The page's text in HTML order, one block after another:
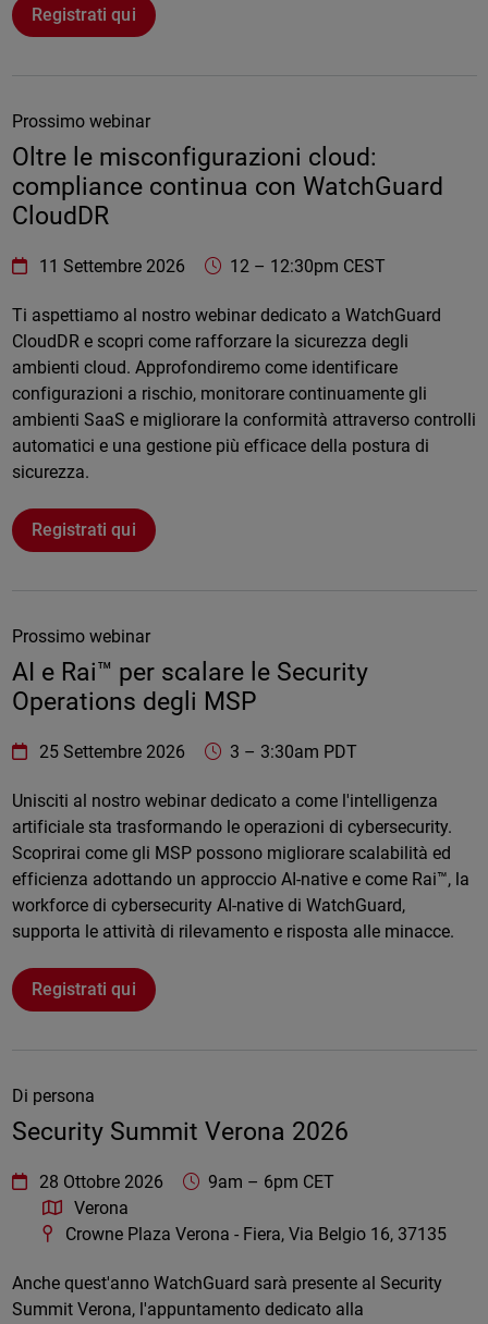
Registrati qui
Prossimo webinar
Oltre le misconfigurazioni cloud:
compliance continua con WatchGuard
CloudDR
WatchGuard Technologies https://www.watchguard.com/
11 Settembre 2026 12– 12:30pm CEST
Ti aspettiamo al nostro webinar dedicato a WatchGuard
CloudDR e scopri come rafforzare la sicurezza degli
ambienti cloud. Approfondiremo come identificare
configurazioni a rischio, monitorare continuamente gli
ambienti SaaS e migliorare la conformità attraverso controlli
automatici e una gestione più efficace della postura di
sicurezza.
Registrati qui
Prossimo webinar
AI e Rai™ per scalare le Security
Operations degli MSP
WatchGuard Technologies https://www.watchguard.com/
25 Settembre 2026 3 – 3:30am PDT
Unisciti al nostro webinar dedicato a come l'intelligenza
artificiale sta trasformando le operazioni di cybersecurity.
Scoprirai come gli MSP possono migliorare scalabilità ed
efficienza adottando un approccio AI-native e come Rai™, la
workforce di cybersecurity AI-native di WatchGuard,
supporta le attività di rilevamento e risposta alle minacce.
Registrati qui
Di persona
Security Summit Verona 2026
WatchGuard Technologies https://www.watchguard.com/
28 Ottobre 2026 9am – 6pm CET
Verona
Crowne Plaza Verona - Fiera, Via Belgio 16, 37135
Anche quest'anno WatchGuard sarà presente al Security
Summit Verona, l'appuntamento dedicato alla